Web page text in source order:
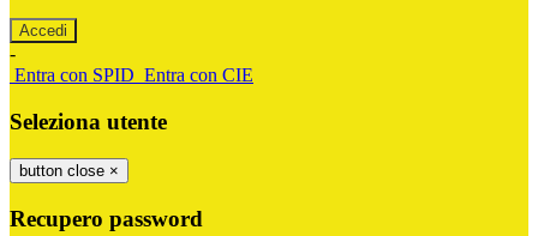
-
Entra con SPID Entra con CIE
Seleziona utente
button close ×
Recupero password